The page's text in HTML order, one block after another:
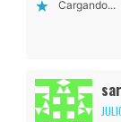
Cargando...